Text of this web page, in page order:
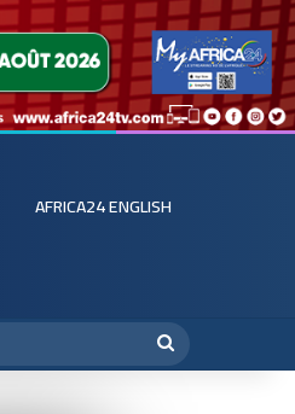
AFRICA24 ENGLISH